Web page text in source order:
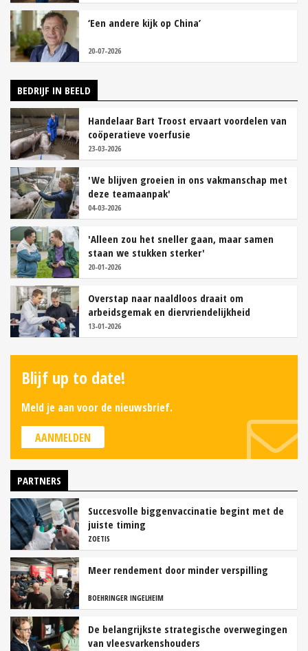
‘Een andere kijk op China’
20-07-2026
BEDRIJF IN BEELD
Handelaar Bart Troost ervaart voordelen van
coöperatieve voerfusie
23-03-2026
'We blijven groeien in ons vakmanschap met
deze teamaanpak'
04-03-2026
'Alleen zou het sneller gaan, maar samen
staan we stukken sterker'
20-01-2026
Overstap naar naaldloos draait om
arbeidsgemak en diervriendelijkheid
13-01-2026
Blijf up to date!
Meld je aan voor de nieuwsbrief.
AANMELDEN
PARTNERS
Succesvolle biggenvaccinatie begint met de
juiste timing
ZOETIS
Meer rendement door minder verspilling
BOEHRINGER INGELHEIM
De belangrijkste strategische overwegingen
van vleesvarkenshouders